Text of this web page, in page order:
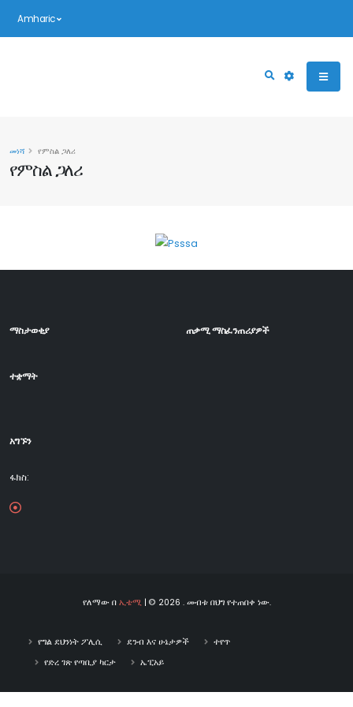
Amharic
የምስል ጋለሪ
መነሻ የምስል ጋለሪ
ማስታወቂያ ጠቃሚ ማስፈንጠሪያዎች
ተቋማት
አግኙን
ፋክስ:
የለማው በ ኢቴሚ| © 2026 . መብቱ በህግ የተጠበቀ ነው.
የግል ደህንነት ፖሊሲ ደንብ እና ሁኔታዎች
ተየጥ
የድረ ገጽ የጣቢያ ካርታ
ኤፒአይ